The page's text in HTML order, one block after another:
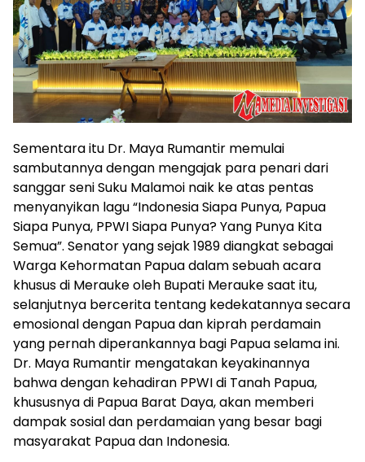
Sementara itu Dr. Maya Rumantir memulai
sambutannya dengan mengajak para penari dari
sanggar seni Suku Malamoi naik ke atas pentas
menyanyikan lagu “Indonesia Siapa Punya, Papua
Siapa Punya, PPWI Siapa Punya? Yang Punya Kita
Semua”. Senator yang sejak 1989 diangkat sebagai
Warga Kehormatan Papua dalam sebuah acara
khusus di Merauke oleh Bupati Merauke saat itu,
selanjutnya bercerita tentang kedekatannya secara
emosional dengan Papua dan kiprah perdamain
yang pernah diperankannya bagi Papua selama ini.
Dr. Maya Rumantir mengatakan keyakinannya
bahwa dengan kehadiran PPWI di Tanah Papua,
khususnya di Papua Barat Daya, akan memberi
dampak sosial dan perdamaian yang besar bagi
masyarakat Papua dan Indonesia.